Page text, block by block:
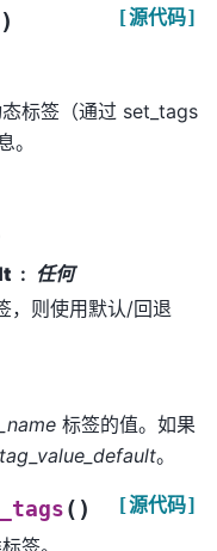
) [源代码]
标签（通过 set_tags
。
任何
，则使用默认/回退
标签的值。如果
tag_value_default。
( ) [源代码]
签。